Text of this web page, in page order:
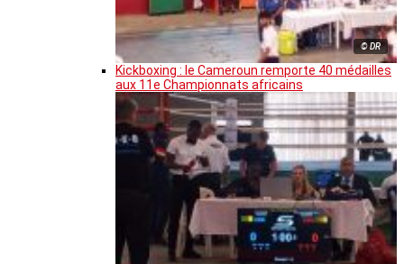
© DR
Kickboxing : le Cameroun remporte 40 médailles
aux 11e Championnats africains